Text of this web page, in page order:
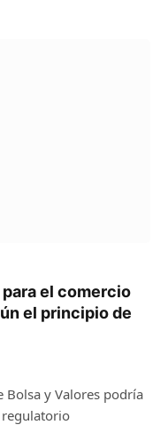
para el comercio
el principio de
Bolsa y Valores podría